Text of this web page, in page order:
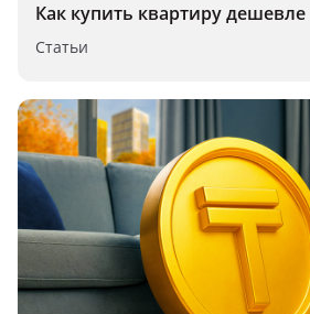
Как купить квартиру дешевле
Статьи